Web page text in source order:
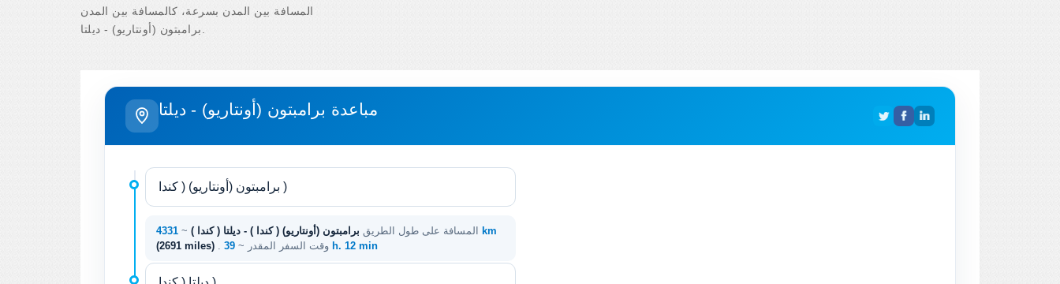
المسافة بين المدن بسرعة، كالمسافة بين المدن
مباعدة برامبتون (أونتاريو) - ديلتا
المسافة على طول الطريق برامبتون (أونتاريو) ( كندا ) - ديلتا ( كندا ) ~
4331 km
(2691 miles)
. وقت السفر المقدر ~ 39 h. 12 min